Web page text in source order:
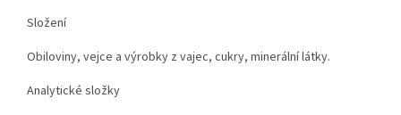
Složení
Obiloviny, vejce a výrobky z vajec, cukry, minerální látky.
Analytické složky